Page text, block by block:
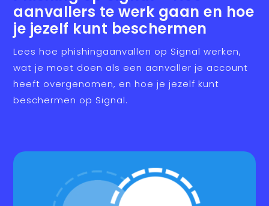
aanvallers te werk gaan en hoe
je jezelf kunt beschermen
Lees hoe phishingaanvallen op Signal werken,
wat je moet doen als een aanvaller je account
heeft overgenomen, en hoe je jezelf kunt
beschermen op Signal.